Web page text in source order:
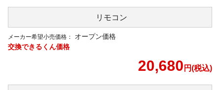
リモコン
メーカー希望小売価格：
オープン価格
交換できるくん価格
20,680 円(税込)